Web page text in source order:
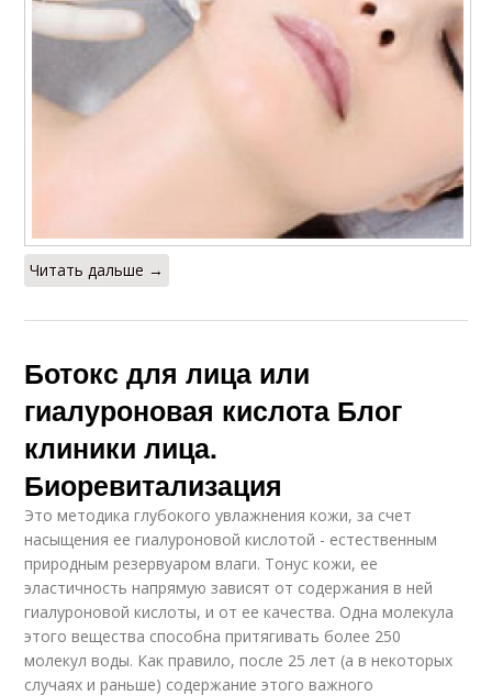
Читать дальше →
Ботокс для лица или
гиалуроновая кислота Блог
клиники лица.
Биоревитализация
Это методика глубокого увлажнения кожи, за счет
насыщения ее гиалуроновой кислотой - естественным
природным резервуаром влаги. Тонус кожи, ее
эластичность напрямую зависят от содержания в ней
гиалуроновой кислоты, и от ее качества. Одна молекула
этого вещества способна притягивать более 250
молекул воды. Как правило, после 25 лет (а в некоторых
случаях и раньше) содержание этого важного